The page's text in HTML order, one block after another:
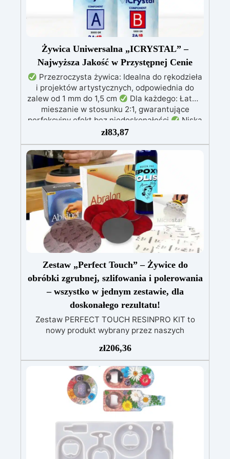
Żywica Uniwersalna „ICRYSTAL” –
Najwyższa Jakość w Przystępnej Cenie
Przezroczysta żywica: Idealna do rękodzieła
i projektów artystycznych, odpowiednia do
zalew od 1 mm do 1,5 cm
Dla każdego: Łatwe
mieszanie w stosunku 2:1, gwarantujące
perfekcyjny efekt bez niedoskonałości
Niska
lepkość: Zapewnia odlewy bez pęcherzyków,
kompatybilna z drewnem, silikonem, szkłem,
metalem i innymi materiałami
Bezpieczna po
utwardzeniu: Nietoksyczna, bezpieczna dla
skóry, wolna od BPA i rozpuszczalników (VOC
Free)
Błyszcząca i samopoziomująca: Z
filtrami UV przeciw żółknięciu dla trwałego i
lśniącego wykończenia
zł83,87
Zestaw „Perfect Touch” – Żywice do
obróbki zgrubnej, szlifowania i polerowania
– wszystko w jednym zestawie, dla
doskonałego rezultatu!
Zestaw PERFECT TOUCH RESINPRO KIT to
nowy produkt wybrany przez naszych
prace żywiczne. Od teraz wszystkie kwestie
związane z polerowaniem, satynowaniem,
szlifowaniem i obróbką zgrubną nie będą już
problemem dzięki temu innowacyjnemu i
unikalnemu na rynku zestawowi! Aby zaspokoić
wszystkie Twoje potrzeby, zestaw jest
kupić osobno: ZESTAW DO SZURKOWANIA:
Idealny dla każdego, kto chce nadać kształt
swojemu przedmiotowi, składa się z 4
zł206,36